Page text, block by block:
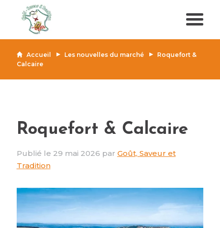
Accueil Les nouvelles du marché
Roquefort &
Calcaire
Roquefort & Calcaire
Publié le 29 mai 2026 par Goût, Saveur et
Tradition